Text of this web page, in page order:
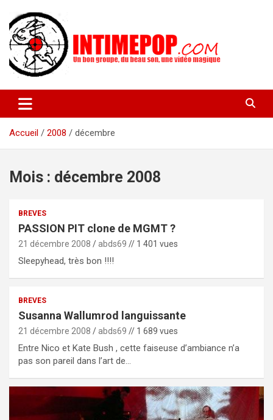
contenu
intimepop.com
actuelles pop rock, post-rock, indé sur Lyon. rock pop concert
lyon
Accueil
2008 décembre
Mois : décembre 2008
BREVES
PASSION PIT clone de MGMT ?
21 décembre 2008 abds69 // 1 401 vues
Sleepyhead, très bon !!!!
BREVES
Susanna Wallumrod languissante
21 décembre 2008 abds69 // 1 689 vues
Entre Nico et Kate Bush , cette faiseuse d’ambiance n’a
pas son pareil dans l’art de…